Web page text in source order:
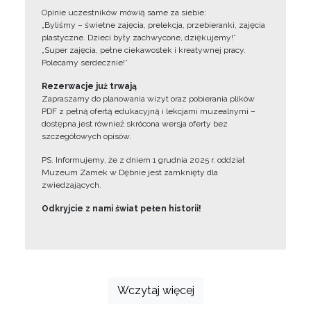
Opinie uczestników mówią same za siebie:
„Byliśmy – świetne zajęcia, prelekcja, przebieranki, zajęcia
plastyczne. Dzieci były zachwycone, dziękujemy!”
„Super zajęcia, pełne ciekawostek i kreatywnej pracy.
Polecamy serdecznie!”
Rezerwacje już trwają
Zapraszamy do planowania wizyt oraz pobierania plików
PDF z pełną ofertą edukacyjną i lekcjami muzealnymi –
dostępna jest również skrócona wersja oferty bez
szczegółowych opisów.
PS. Informujemy, że z dniem 1 grudnia 2025 r. oddział
Muzeum Zamek w Dębnie jest zamknięty dla
zwiedzających.
Odkryjcie z nami świat pełen historii!
Wczytaj więcej